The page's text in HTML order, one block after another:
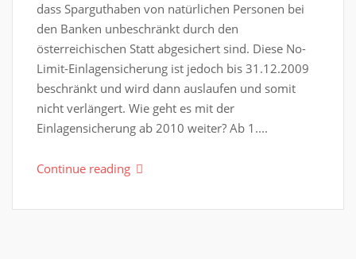
dass Sparguthaben von natürlichen Personen bei
den Banken unbeschränkt durch den
österreichischen Statt abgesichert sind. Diese No-
Limit-Einlagensicherung ist jedoch bis 31.12.2009
beschränkt und wird dann auslaufen und somit
nicht verlängert. Wie geht es mit der
Einlagensicherung ab 2010 weiter? Ab 1....
Continue reading